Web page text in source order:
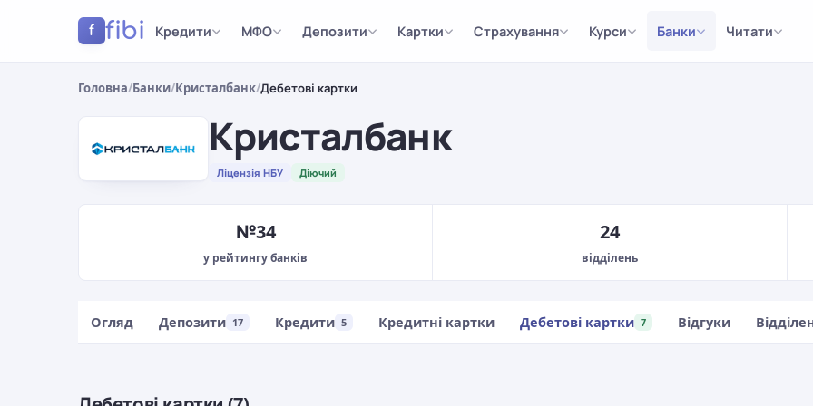
f fibi Кредити МФО Депозити Картки Страхування Курси Банки Читати
Головна/Банки/Кристалбанк/Дебетові картки
Кристалбанк
Ліцензія НБУ Діючий
№34
у рейтингу банків
24
відділень
Огляд Депозити 17 Кредити 5 Кредитні картки Дебетові картки 7 Відгуки